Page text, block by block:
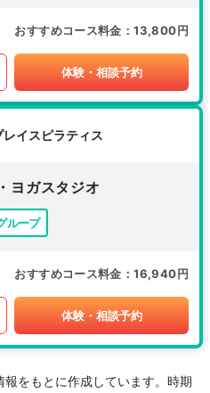
おすすめコース料金 13,800円
体験・相談予約
レイスピラティス
ヨガスタジオ
ループ
おすすめコース料金 16,940円
体験・相談予約
をもとに作成しています。時期